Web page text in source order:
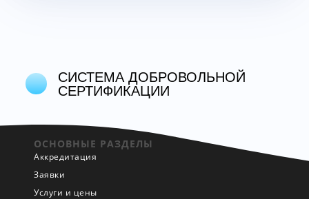
СИСТЕМА ДОБРОВОЛЬНОЙ
СЕРТИФИКАЦИИ
ОСНОВНЫЕ РАЗДЕЛЫ
Аккредитация
Заявки
Услуги и цены